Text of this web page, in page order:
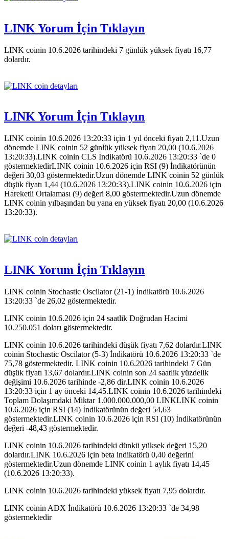
LINK Yorum İçin Tıklayın
LINK coinin 10.6.2026 tarihindeki 7 günlük yüksek fiyatı 16,77
dolardır.
LINK Yorum İçin Tıklayın
LINK coinin 10.6.2026 13:20:33 için 1 yıl önceki fiyatı 2,11.Uzun
dönemde LINK coinin 52 günlük yüksek fiyatı 20,00 (10.6.2026
13:20:33).LINK coinin CLS İndikatörü 10.6.2026 13:20:33 `de 0
göstermektedirLINK coinin 10.6.2026 için RSI (9) İndikatörünün
değeri 30,03 göstermektedir.Uzun dönemde LINK coinin 52 günlük
düşük fiyatı 1,44 (10.6.2026 13:20:33).LINK coinin 10.6.2026 için
Hareketli Ortalaması (9) değeri 8,00 göstermektedir.Uzun dönemde
LINK coinin yılbaşından bu yana en yüksek fiyatı 20,00 (10.6.2026
13:20:33).
LINK Yorum İçin Tıklayın
LINK coinin Stochastic Oscilator (21-1) İndikatörü 10.6.2026
13:20:33 `de 26,02 göstermektedir.
LINK coinin 10.6.2026 için 24 saatlik Doğrudan Hacimi
10.250.051 doları göstermektedir.
LINK coinin 10.6.2026 tarihindeki düşük fiyatı 7,62 dolardır.LINK
coinin Stochastic Oscilator (5-3) İndikatörü 10.6.2026 13:20:33 `de
75,78 göstermektedir. LINK coinin 10.6.2026 tarihindeki 7 Gün
düşük fiyatı 13,67 dolardır.LINK coinin son 24 saatlik yüzdelik
değişimi 10.6.2026 tarihinde -2,86 dir.LINK coinin 10.6.2026
13:20:33 için 1 ay önceki 14,45.LINK coinin 10.6.2026 tarihindeki
Toplam Dolaşımdaki Miktar 1.000.000.000,00 LINKLINK coinin
10.6.2026 için RSI (14) İndikatörünün değeri 54,63
göstermektedir.LINK coinin 10.6.2026 için RSI (10) İndikatörünün
değeri -48,43 göstermektedir.
LINK coinin 10.6.2026 tarihindeki dünkü yüksek değeri 15,20
dolardır.LINK 10.6.2026 için beta indikatörü 0,40 değerini
göstermektedir.Uzun dönemde LINK coinin 1 aylık fiyatı 14,45
(10.6.2026 13:20:33).
LINK coinin 10.6.2026 tarihindeki yüksek fiyatı 7,95 dolardır.
LINK coinin ADX İndikatörü 10.6.2026 13:20:33 `de 34,98
göstermektedir